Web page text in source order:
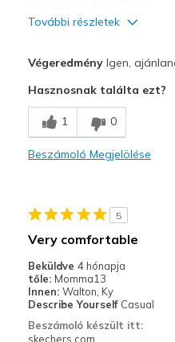
További részletek
Breathe Well
Comfortable
Legjobb használat
Travel
Width
Feels
VégeredményIgen,
Hasznosnak találta ezt?
1 0
Beszámoló Megjelölése
5
Very comfortable
Beküldve 4 hónapja
tőle: Momma13
Innen: Walton, Ky
Describe Yourself Casual
Beszámoló készült itt:
skechers.com